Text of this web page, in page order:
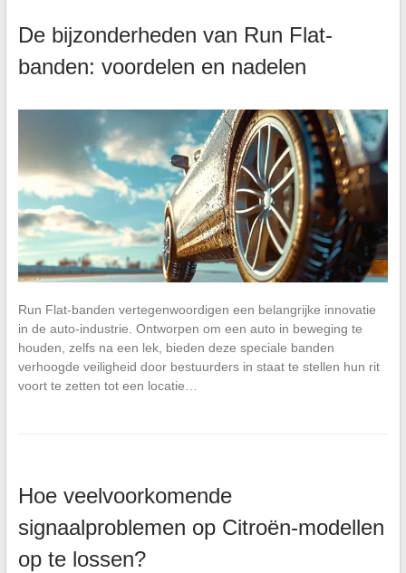
De bijzonderheden van Run Flat-
banden: voordelen en nadelen
Run Flat-banden vertegenwoordigen een belangrijke innovatie
in de auto-industrie. Ontworpen om een auto in beweging te
houden, zelfs na een lek, bieden deze speciale banden
verhoogde veiligheid door bestuurders in staat te stellen hun rit
voort te zetten tot een locatie…
Hoe veelvoorkomende
signaalproblemen op Citroën-modellen
op te lossen?